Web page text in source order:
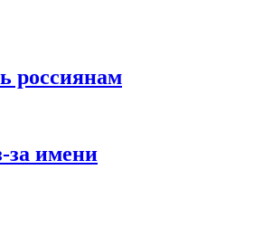
россиянам
за имени